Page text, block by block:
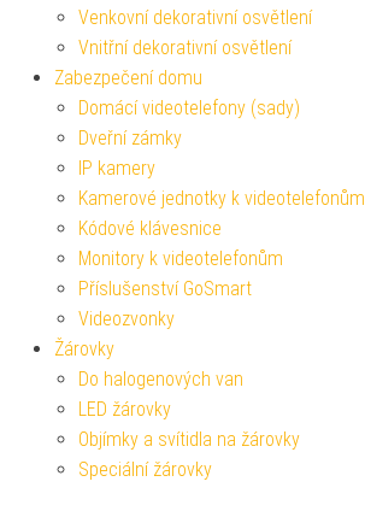
Venkovní dekorativní osvětlení
Vnitřní dekorativní osvětlení
Zabezpečení domu
Domácí videotelefony (sady)
Dveřní zámky
IP kamery
Kamerové jednotky k videotelefonům
Kódové klávesnice
Monitory k videotelefonům
Příslušenství GoSmart
Videozvonky
Žárovky
Do halogenových van
LED žárovky
Objímky a svítidla na žárovky
Speciální žárovky